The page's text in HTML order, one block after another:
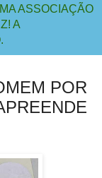
ASSOCIAÇÃO
A
POR